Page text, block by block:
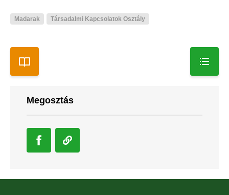
Madarak Társadalmi Kapcsolatok Osztály
Megosztás